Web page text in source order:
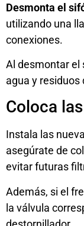
Desmonta el
utilizando una
conexiones.
Al desmontar el
agua y residuos
Coloca
Instala las
asegúrate de
evitar futuras
Además, si el
la válvula